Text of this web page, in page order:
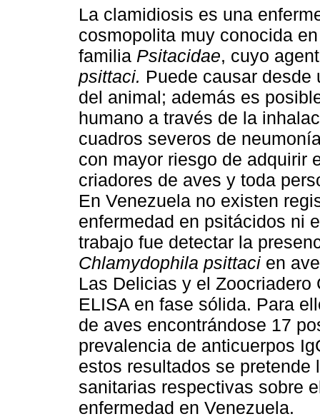
La clamidiosis es una
cosmopolita muy conocida
familia Psitacidae, cuyo
psittaci. Puede causar desde
del animal; además es
humano a través de la
cuadros severos de
con mayor riesgo de adquirir
criadores de aves y toda
En Venezuela no existen
enfermedad en psitácidos ni
trabajo fue detectar la
Chlamydophila psittaci en
Las Delicias y el
ELISA en fase sólida. Para
de aves encontrándose 17
prevalencia de anticuerpos
estos resultados se
sanitarias respectivas sobre
enfermedad en Venezuela.